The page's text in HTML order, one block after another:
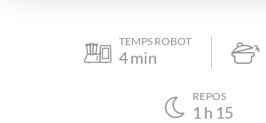
TEMPS ROBOT
4min
REPOS
1 h 15